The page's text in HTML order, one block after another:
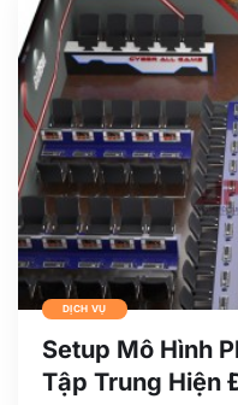
DỊCH VỤ
Setup Mô Hình
Tập Trung Hiện